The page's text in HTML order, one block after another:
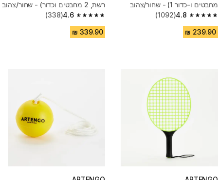
מחבטים ו-כדור 1) - שחור/צהוב
4.8
4.8 out of 5 stars from 1092 reviews
(1092)
רשת, 2 מחבטים וכדור) - שחור/צהוב
4.6
4.6 out of 5 stars from 338 reviews
(338)